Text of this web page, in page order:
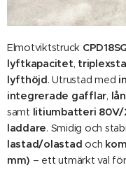
Elmotviktstruck
lyftkapacitet,
lyfthöjd . Utrustad med
integrerade gafflar,
samt litiumbatteri 80V/
laddare. Smidig och
lastad/olastad och
mm) – ett utmärkt val